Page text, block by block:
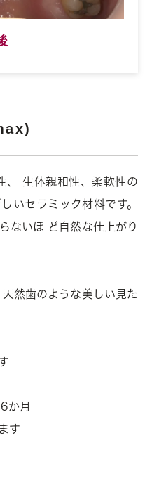
、 生体親和性、柔軟性の
いセラミック材料です。
ないほ ど自然な仕上がり
然歯のような美しい見た
か月
す